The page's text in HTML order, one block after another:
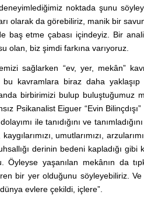
noktada şunu
olarak da görebiliriz, manik bir
etme çabası içindeyiz. Bir
olan, biz şimdi farkına varıyoruz.
sağlarken “ev, yer, mekân”
bu kavramlara biraz daha
birbirimizi bulup buluştuğumuz
Psikanalist Eiguer “Evin Bilinçdışı”
ile tanıdığını ve
umutlarımızı,
derinin bedeni kapladığı
Öyleyse yaşanılan mekânın da
bir yer olduğunu söyleyebiliriz.
evlere çekildi, içlere”.